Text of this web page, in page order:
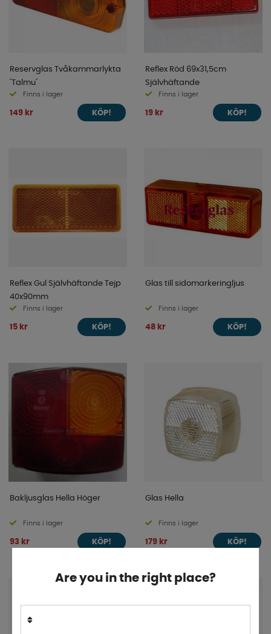
Reservglas Tvåkammarlykta
´Talmu´
Finns i lager
149 kr KÖP!
Reflex Röd 69x31,5cm
Självhäftande
Finns i lager
19 kr KÖP!
Reflex Gul Självhäftande Tejp
40x90mm
Finns i lager
15 kr KÖP!
Glas till sidomarkeringljus
Finns i lager
48 kr KÖP!
Bakljusglas Hella Höger
Finns i lager
93 kr KÖP!
Glas Hella
Finns i lager
179 kr KÖP!
Are you in the right place?